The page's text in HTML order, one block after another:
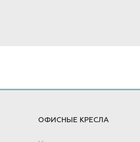
ОФИСНЫЕ КРЕСЛА